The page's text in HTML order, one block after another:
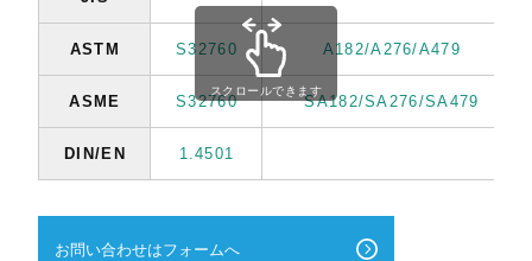
ASTM S32760 A182/A276/A479
ASME S32760 SA182/SA276/SA479
DIN/EN 1.4501
スクロールできます
お問い合わせはフォームへ